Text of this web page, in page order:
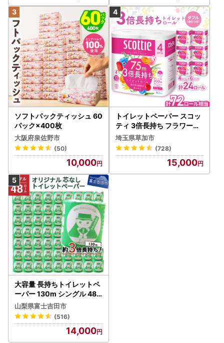
ソフトパックティッシュ 60
パック×400枚
大阪府泉佐野市
(50)
10,000
トイレットペーパー スコッ
ティ 3倍長持ち フラワーパ
ック 4ロール×6P
埼玉県草加市
(728)
15,000
大容量 長持ちトイレットペ
ーパー 130m シングル 48R
芯なし 3倍巻 トイレット
山梨県富士吉田市
(516)
14,000